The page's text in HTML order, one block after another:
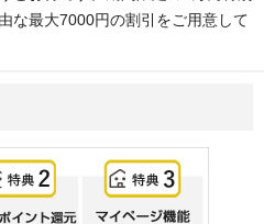
な最大7000円の割引をご用意して